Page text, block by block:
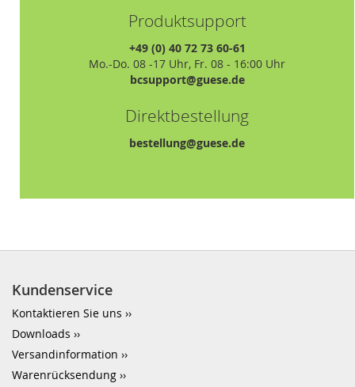
Produktsupport
+49 (0) 40 72 73 60-61
Mo.-Do. 08 -17 Uhr, Fr. 08 - 16:00 Uhr
bcsupport@guese.de
Direktbestellung
bestellung@guese.de
Kundenservice
Kontaktieren Sie uns
Downloads
Versandinformation
Warenrücksendung